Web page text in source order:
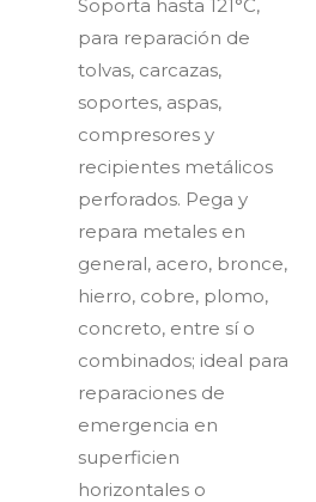
Soporta hasta 121°C,
para reparación de
tolvas, carcazas,
soportes, aspas,
compresores y
recipientes metálicos
perforados. Pega y
repara metales en
general, acero, bronce,
hierro, cobre, plomo,
concreto, entre sí o
combinados; ideal para
reparaciones de
emergencia en
superficien
horizontales o